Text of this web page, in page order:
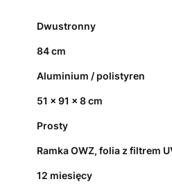
Dwustronny
84 cm
Aluminium / polistyren
51 x 91 x 8 cm
Prosty
Ramka OWZ, folia z filtrem
12 miesięcy